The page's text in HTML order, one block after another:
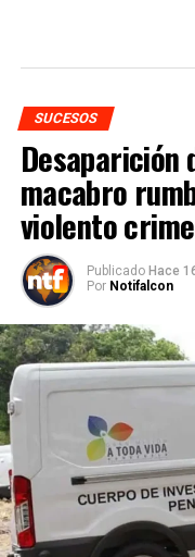
SUCESOS
Desaparición
macabro
violento
Publicado Hace
Por Notifalcon